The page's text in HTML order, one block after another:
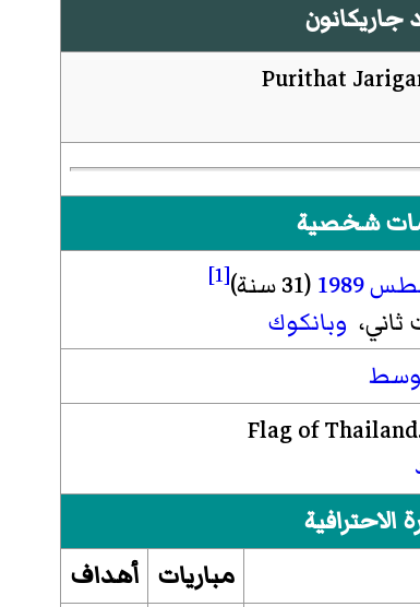
جاريكانون
شخصية
1989 (31 سنة) [1]
وبانكوك
وسط
الاحترافية
مباريات أهداف